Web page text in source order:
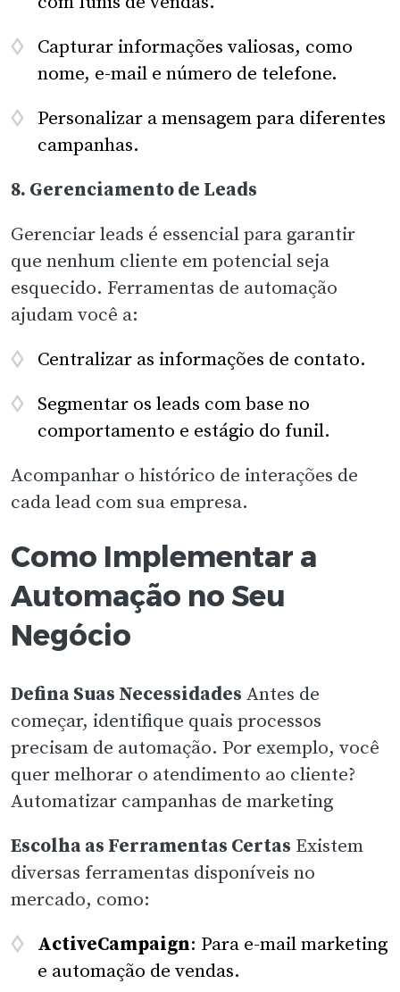
Capturar informações valiosas, como
nome, e-mail e número de telefone.
Personalizar a mensagem para diferentes
campanhas.
8. Gerenciamento de Leads
Gerenciar leads é essencial para garantir
que nenhum cliente em potencial seja
esquecido. Ferramentas de automação
ajudam você a:
Centralizar as informações de contato.
Segmentar os leads com base no
comportamento e estágio do funil.
Acompanhar o histórico de interações de
cada lead com sua empresa.
Como Implementar a
Automação no Seu
Negócio
Defina Suas Necessidades Antes de
começar, identifique quais processos
precisam de automação. Por exemplo, você
quer melhorar o atendimento ao cliente?
Automatizar campanhas de marketing
Escolha as Ferramentas Certas Existem
diversas ferramentas disponíveis no
mercado, como:
ActiveCampaign: Para e-mail marketing
e automação de vendas.